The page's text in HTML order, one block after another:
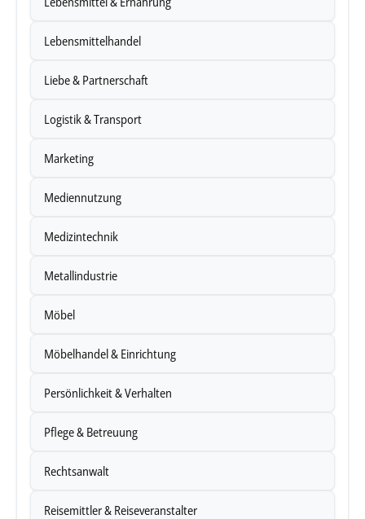
Lebensmittelhandel
Liebe & Partnerschaft
Logistik & Transport
Marketing
Mediennutzung
Medizintechnik
Metallindustrie
Möbel
Möbelhandel & Einrichtung
Persönlichkeit & Verhalten
Pflege & Betreuung
Rechtsanwalt
Reisemittler & Reiseveranstalter